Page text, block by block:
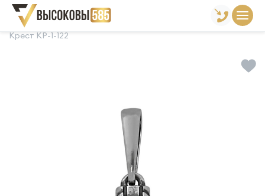
Главная Склад готовой продукции
Крест КР-1-122